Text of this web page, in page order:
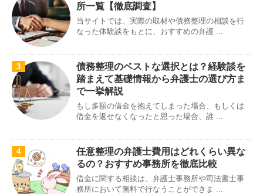
所一覧【徹底調査】
当サイトでは、実際の取材や債務整理の相談を行
なった体験談をもとに、おすすめの弁護 ...
3
債務整理のベストな選択とは？経験談を
踏まえて基礎情報から弁護士の選び方ま
で一挙解説
もし多額の借金を抱えてしまった場合、もしくは
借金を返せなくなったと思った場合、誰 ...
4
任意整理の弁護士費用はどれくらい異な
るの？おすすめ事務所を徹底比較
借金に関する相談は、弁護士事務所や司法書士事
務所において無料で行なうことができま ...